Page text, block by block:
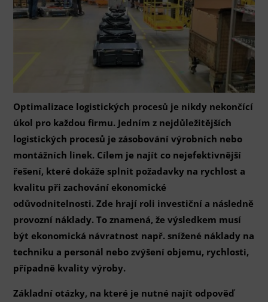
Optimalizace logistických procesů je nikdy nekončící
úkol pro každou firmu. Jedním z nejdůležitějších
logistických procesů je zásobování výrobních nebo
montážních linek. Cílem je najít co nejefektivnější
řešení, které dokáže splnit požadavky na rychlost a
kvalitu při zachování ekonomické
odůvodnitelnosti. Zde hrají roli investiční a následně
provozní náklady. To znamená, že výsledkem musí
být ekonomická návratnost např. snížené náklady na
techniku a personál nebo zvýšení objemu, rychlosti,
případně kvality výroby.
Základní otázky, na které je nutné najít odpověď